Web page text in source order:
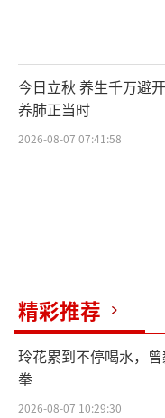
今日立秋 养生千万避
养肺正当时
2026-08-07 07:41:58
精彩推荐
玲花累到不停喝水，
拳
2026-08-07 10:29:30